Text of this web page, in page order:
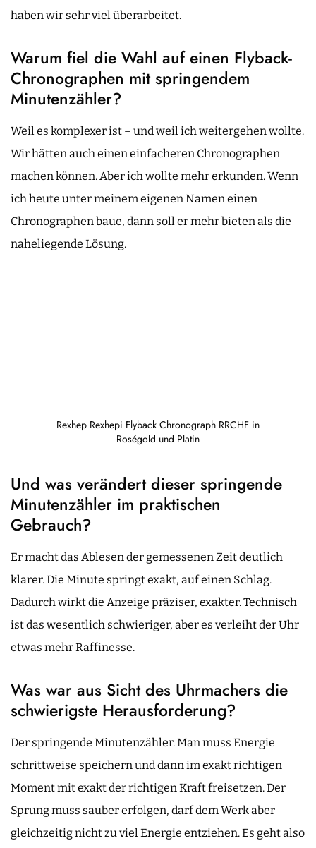
haben wir sehr viel überarbeitet.
Warum fiel die Wahl auf einen Flyback-
Chronographen mit springendem
Minutenzähler?
Weil es komplexer ist – und weil ich weitergehen wollte.
Wir hätten auch einen einfacheren Chronographen
machen können. Aber ich wollte mehr erkunden. Wenn
ich heute unter meinem eigenen Namen einen
Chronographen baue, dann soll er mehr bieten als die
naheliegende Lösung.
Rexhep Rexhepi Flyback Chronograph RRCHF in
Roségold und Platin
Und was verändert dieser springende
Minutenzähler im praktischen
Gebrauch?
Er macht das Ablesen der gemessenen Zeit deutlich
klarer. Die Minute springt exakt, auf einen Schlag.
Dadurch wirkt die Anzeige präziser, exakter. Technisch
ist das wesentlich schwieriger, aber es verleiht der Uhr
etwas mehr Raffinesse.
Was war aus Sicht des Uhrmachers die
schwierigste Herausforderung?
Der springende Minutenzähler. Man muss Energie
schrittweise speichern und dann im exakt richtigen
Moment mit exakt der richtigen Kraft freisetzen. Der
Sprung muss sauber erfolgen, darf dem Werk aber
gleichzeitig nicht zu viel Energie entziehen. Es geht also